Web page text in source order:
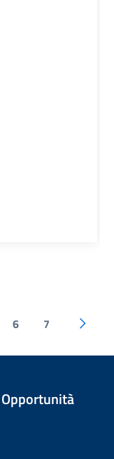
6 7